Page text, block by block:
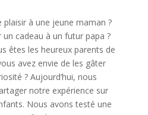
plaisir à une jeune maman ?
cadeau à un futur papa ?
êtes les heureux parents de
avez envie de les gâter
? Aujourd’hui, nous
notre expérience sur
Nous avons testé une